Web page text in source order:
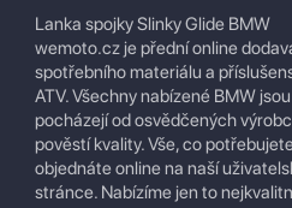
Lanka spojky Slinky Glide BMW
wemoto.cz je přední online
spotřebního materiálu a
ATV. Všechny nabízené BMW
pocházejí od osvědčených
pověstí kvality. Vše, co
objednáte online na naší
stránce. Nabízíme jen to